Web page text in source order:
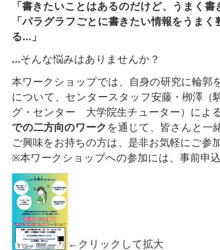
「書きたいことはあるのだけど、うまく書
「パラグラフごとに書きたい情報をうま
る... 」
...そんな悩みはありませんか？
本ワークショップでは、自身の研究に輪
について、センタースタッフ安藤・栁澤（
グ・センター 大学院生チューター）によ
での二方向のワーク を通じて、皆さんと一
ご興味をお持ちの方は、是非お気軽にご参
※本ワークショップへの参加には、事前申
←クリックして拡大